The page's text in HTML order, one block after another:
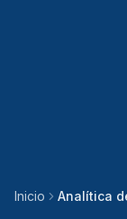
Inicio Analítica